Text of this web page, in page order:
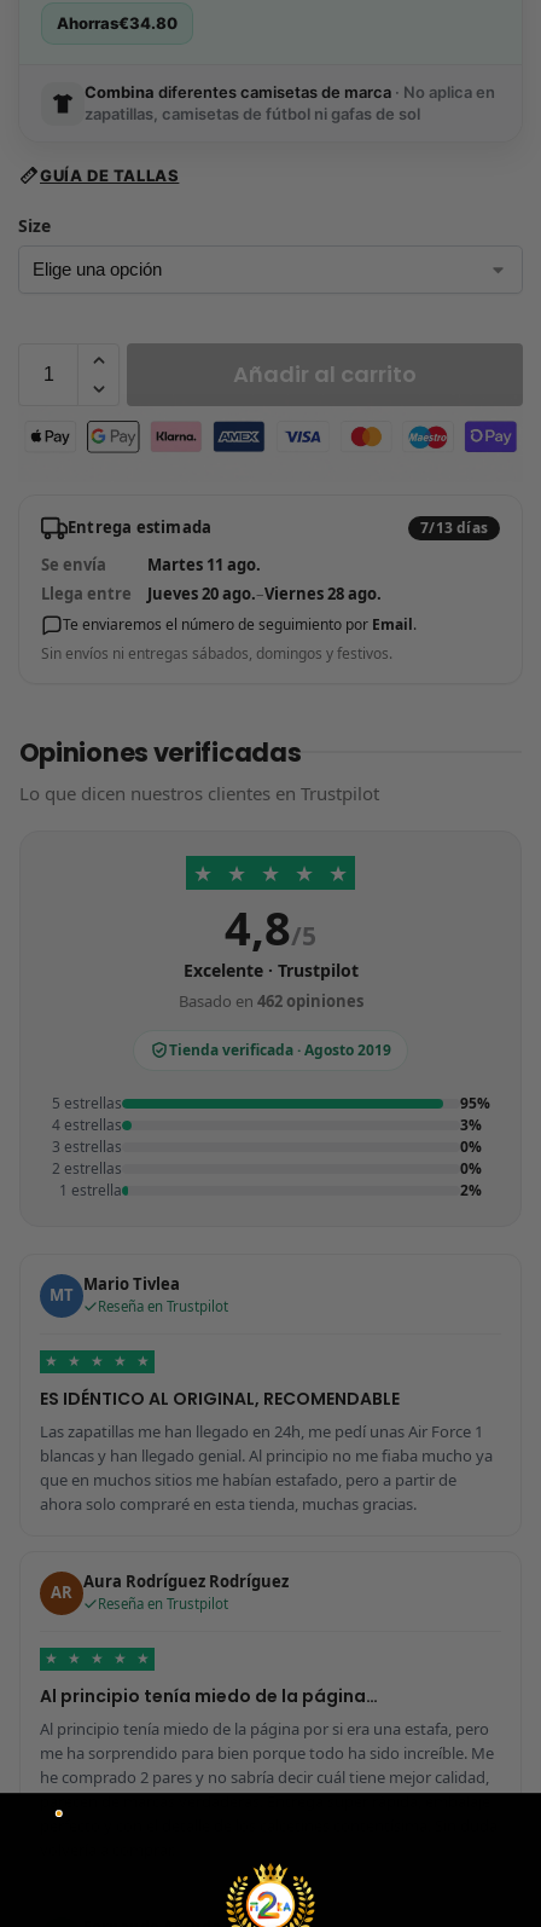
Ahorras€34.80
Combina diferentes camisetas de marca · No aplica en
zapatillas, camisetas de fútbol ni gafas de sol
GUÍA DE TALLAS
Size
Añadir al carrito
Entrega estimada 7/13 días
Se envía
Martes 11 ago.
Llega entre
Jueves 20 ago.–Viernes 28 ago.
Te enviaremos el número de seguimiento por Email.
Sin envíos ni entregas sábados, domingos y festivos.
Opiniones verificadas
Lo que dicen nuestros clientes en Trustpilot
★ ★ ★ ★ ★
4,8/5
Excelente · Trustpilot
Basado en 462 opiniones
Tienda verificada · Agosto 2019
5 estrellas
95%
4 estrellas
3%
3 estrellas
0%
2 estrellas
0%
1 estrella
2%
MT Mario Tivlea
Reseña en Trustpilot
★ ★ ★ ★ ★
ES IDÉNTICO AL ORIGINAL, RECOMENDABLE
Las zapatillas me han llegado en 24h, me pedí unas Air Force 1
blancas y han llegado genial. Al principio no me fiaba mucho ya
que en muchos sitios me habían estafado, pero a partir de
ahora solo compraré en esta tienda, muchas gracias.
AR Aura Rodríguez Rodríguez
Reseña en Trustpilot
★ ★ ★ ★ ★
Al principio tenía miedo de la página…
Al principio tenía miedo de la página por si era una estafa, pero
me ha sorprendido para bien porque todo ha sido increíble. Me
he comprado 2 pares y no sabría decir cuál tiene mejor calidad,